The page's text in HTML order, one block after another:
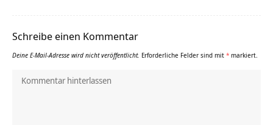
Schreibe einen Kommentar
Deine E-Mail-Adresse wird nicht veröffentlicht. Erforderliche Felder sind mit * markiert.